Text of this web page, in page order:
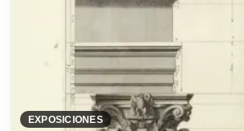
EXPOSICIONES